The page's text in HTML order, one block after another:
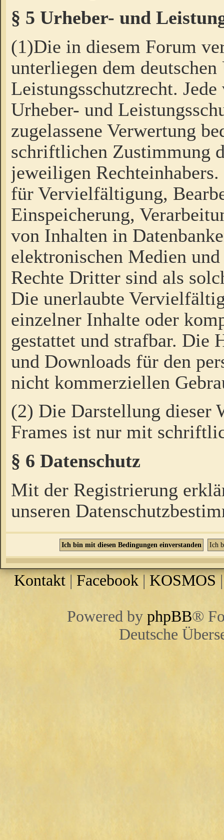
§ 5 Urheber- und
(1)Die in diesem Forum
unterliegen dem
Leistungsschutzrecht.
Urheber- und
zugelassene Verwertung
schriftlichen Zustimmung
jeweiligen
für Vervielfältigung,
Einspeicherung,
von Inhalten in
elektronischen Medien
Rechte Dritter sind als
Die unerlaubte
einzelner Inhalte oder
gestattet und strafbar. Die
und Downloads für den
nicht kommerziellen
(2) Die Darstellung dieser
Frames ist nur mit
§ 6 Datenschutz
Mit der Registrierung
unseren
Kontakt |Facebook | KOSMOS
Powered by phpBB®
Deutsche